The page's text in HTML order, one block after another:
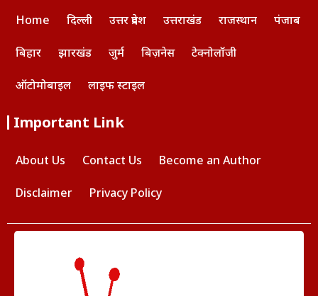
Home दिल्ली उत्तर प्रदेश उत्तराखंड राजस्थान पंजाब
बिहार झारखंड जुर्म बिज़नेस टेक्नोलॉजी
ऑटोमोबाइल लाइफ स्टाइल
Important Link
About Us Contact Us Become an Author
Disclaimer Privacy Policy